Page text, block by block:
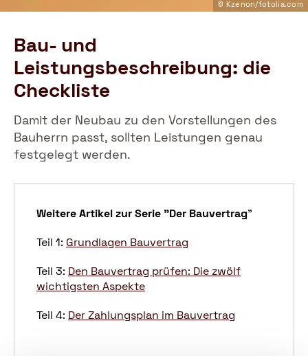
© Kzenon/fotolia.com
Bau- und
Leistungsbeschreibung: die
Checkliste
Damit der Neubau zu den Vorstellungen des
Bauherrn passt, sollten Leistungen genau
festgelegt werden.
Weitere Artikel zur Serie "Der Bauvertrag"
Teil 1: Grundlagen Bauvertrag
Teil 3: Den Bauvertrag prüfen: Die zwölf
wichtigsten Aspekte
Teil 4: Der Zahlungsplan im Bauvertrag